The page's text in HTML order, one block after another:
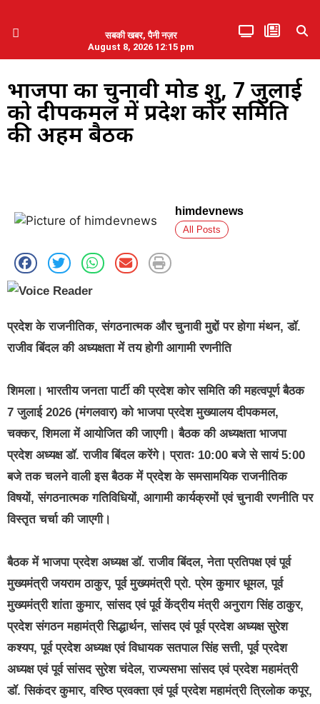
सबकी खबर, पैनी नज़र
August 8, 2026 12:15 pm
भाजपा का चुनावी मोड शुरू, 7 जुलाई
को दीपकमल में प्रदेश कोर समिति
की अहम बैठक
himdevnews
All Posts
प्रदेश के राजनीतिक, संगठनात्मक और चुनावी मुद्दों पर होगा मंथन, डॉ.
राजीव बिंदल की अध्यक्षता में तय होगी आगामी रणनीति
शिमला। भारतीय जनता पार्टी की प्रदेश कोर समिति की महत्वपूर्ण बैठक
7 जुलाई 2026 (मंगलवार) को भाजपा प्रदेश मुख्यालय दीपकमल,
चक्कर, शिमला में आयोजित की जाएगी। बैठक की अध्यक्षता भाजपा
प्रदेश अध्यक्ष डॉ. राजीव बिंदल करेंगे। प्रातः 10:00 बजे से सायं 5:00
बजे तक चलने वाली इस बैठक में प्रदेश के समसामयिक राजनीतिक
विषयों, संगठनात्मक गतिविधियों, आगामी कार्यक्रमों एवं चुनावी रणनीति पर
विस्तृत चर्चा की जाएगी।
बैठक में भाजपा प्रदेश अध्यक्ष डॉ. राजीव बिंदल, नेता प्रतिपक्ष एवं पूर्व
मुख्यमंत्री जयराम ठाकुर, पूर्व मुख्यमंत्री प्रो. प्रेम कुमार धूमल, पूर्व
मुख्यमंत्री शांता कुमार, सांसद एवं पूर्व केंद्रीय मंत्री अनुराग सिंह ठाकुर,
प्रदेश संगठन महामंत्री सिद्धार्थन, सांसद एवं पूर्व प्रदेश अध्यक्ष सुरेश
कश्यप, पूर्व प्रदेश अध्यक्ष एवं विधायक सतपाल सिंह सत्ती, पूर्व प्रदेश
अध्यक्ष एवं पूर्व सांसद सुरेश चंदेल, राज्यसभा सांसद एवं प्रदेश महामंत्री
डॉ. सिकंदर कुमार, वरिष्ठ प्रवक्ता एवं पूर्व प्रदेश महामंत्री त्रिलोक कपूर,